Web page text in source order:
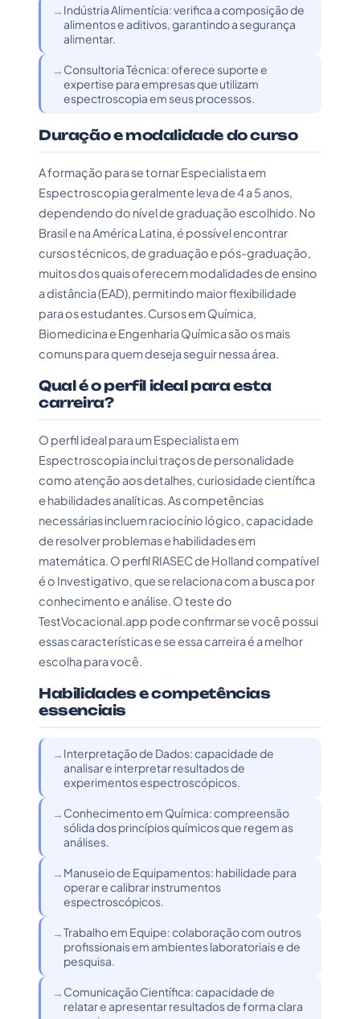
Indústria Alimentícia: verifica a composição de
alimentos e aditivos, garantindo a segurança
alimentar.
Consultoria Técnica: oferece suporte e
expertise para empresas que utilizam
espectroscopia em seus processos.
Duração e modalidade do curso
A formação para se tornar Especialista em
Espectroscopia geralmente leva de 4 a 5 anos,
dependendo do nível de graduação escolhido. No
Brasil e na América Latina, é possível encontrar
cursos técnicos, de graduação e pós-graduação,
muitos dos quais oferecem modalidades de ensino
a distância (EAD), permitindo maior flexibilidade
para os estudantes. Cursos em Química,
Biomedicina e Engenharia Química são os mais
comuns para quem deseja seguir nessa área.
Qual é o perfil ideal para esta
carreira?
O perfil ideal para um Especialista em
Espectroscopia inclui traços de personalidade
como atenção aos detalhes, curiosidade científica
e habilidades analíticas. As competências
necessárias incluem raciocínio lógico, capacidade
de resolver problemas e habilidades em
matemática. O perfil RIASEC de Holland compatível
é o Investigativo, que se relaciona com a busca por
conhecimento e análise. O teste do
TestVocacional.app pode confirmar se você possui
essas características e se essa carreira é a melhor
escolha para você.
Habilidades e competências
essenciais
Interpretação de Dados: capacidade de
analisar e interpretar resultados de
experimentos espectroscópicos.
Conhecimento em Química: compreensão
sólida dos princípios químicos que regem as
análises.
Manuseio de Equipamentos: habilidade para
operar e calibrar instrumentos
espectroscópicos.
Trabalho em Equipe: colaboração com outros
profissionais em ambientes laboratoriais e de
pesquisa.
Comunicação Científica: capacidade de
relatar e apresentar resultados de forma clara